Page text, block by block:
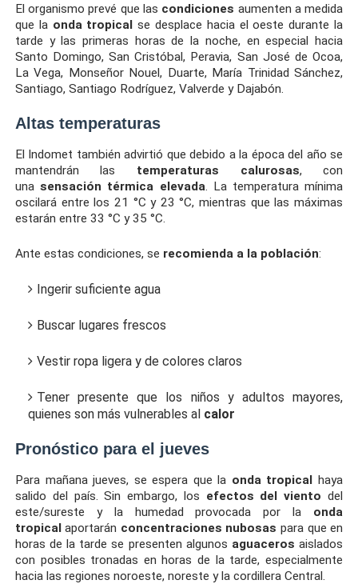
El organismo prevé que las condiciones aumenten a medida
que la onda tropical se desplace hacia el oeste durante la
tarde y las primeras horas de la noche, en especial hacia
Santo Domingo, San Cristóbal, Peravia, San José de Ocoa,
La Vega, Monseñor Nouel, Duarte, María Trinidad Sánchez,
Santiago, Santiago Rodríguez, Valverde y Dajabón.
Altas temperaturas
El Indomet también advirtió que debido a la época del año se
mantendrán las temperaturas calurosas, con
unasensación térmica elevada. La temperatura mínima
oscilará entre los 21 °C y 23 °C, mientras que las máximas
estarán entre 33 °C y 35 °C.
Ante estas condiciones, se recomienda a la población:
Ingerir suficiente agua
Buscar lugares frescos
Vestir ropa ligera y de colores claros
Tener presente que los niños y adultos mayores,
quienes son más vulnerables al calor
Pronóstico para el jueves
Para mañana jueves, se espera que la onda tropical haya
salido del país. Sin embargo, los efectos del viento del
este/sureste y la humedad provocada por la onda
tropicalaportarán concentraciones nubosas para que en
horas de la tarde se presenten algunos aguaceros aislados
con posibles tronadas en horas de la tarde, especialmente
hacia las regiones noroeste, noreste y la cordillera Central.